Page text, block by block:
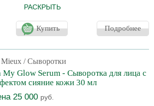
РАСКРЫТЬ
кожу, и марганец, заряжающий
с революционным комплексом
гиалуроновую кислоту 10 различных
свечение. Мгновенно увлажняет и
разглаживает и придает объем
или стареющей коже. Уменьшает
Создает блестящее,
Купить Подробнее
/ Сыворотки
My Glow Serum - Сыворотка для лица с
сияние кожи 30 мл
25 000 руб.